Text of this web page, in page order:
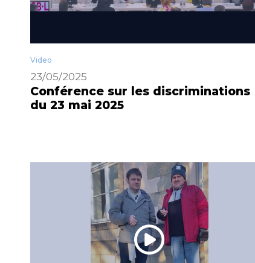
Video
23/05/2025
Conférence sur les discriminations
du 23 mai 2025